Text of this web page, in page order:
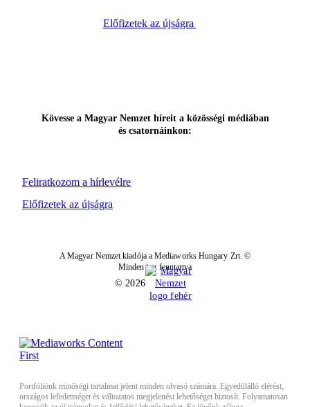
Előfizetek az újságra
Feliratkozom a hírlevélre
Kövesse a Magyar Nemzet híreit a közösségi médiában
és csatornáinkon:
Előfizetek az újságra
A Magyar Nemzet kiadója a Mediaworks Hungary Zrt. ©
Minden jog fenntartva
© 2026
Portfóliónk minőségi tartalmat jelent minden olvasó számára. Egyedülálló elérést,
országos lefedettséget és változatos megjelenési lehetőséget biztosít. Folyamatosan